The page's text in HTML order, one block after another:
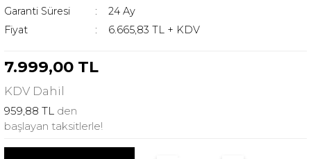
Garanti Süresi
24 Ay
Fiyat
6.665,83 TL + KDV
7.999,00 TL
KDV Dahil
959,88 TL den
başlayan taksitlerle!